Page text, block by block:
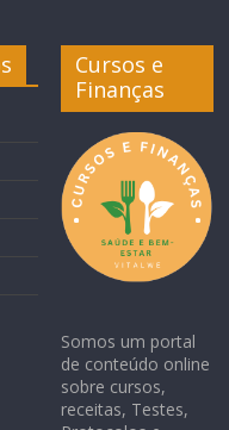
Cursos e
Finanças
Somos um portal
de conteúdo online
sobre cursos,
receitas, Testes,